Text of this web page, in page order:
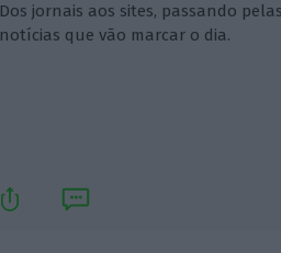
Dos jornais aos sites, passando
notícias que vão marcar o dia.